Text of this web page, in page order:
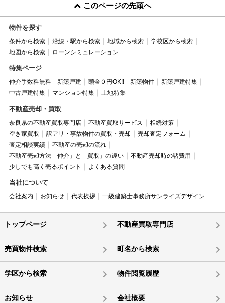
このページの先頭へ
物件を探す
条件から検索 沿線・駅から検索 地域から検索
学校区から検索
地図から検索
ローンシミュレーション
特集ページ
仲介手数料無料 新築戸建 頭金０円OK!! 新築物件
新築戸建特集
中古戸建特集
マンション特集 土地特集
不動産売却・買取
奈良県の不動産買取専門店 不動産買取サービス
相続対策
空き家買取
訳アリ・事故物件の買取・売却
売却査定フォーム
査定相談実績
不動産の売却の流れ
不動産売却方法「仲介」と「買取」の違い
不動産売却時の諸費用
少しでも高く売るポイント
よくある質問
当社について
会社案内 お知らせ 代表挨拶 一級建築士事務所サンライズデザイン
トップページ 不動産買取専門店
売買物件検索 町名から検索
学区から検索 物件閲覧履歴
お知らせ 会社概要